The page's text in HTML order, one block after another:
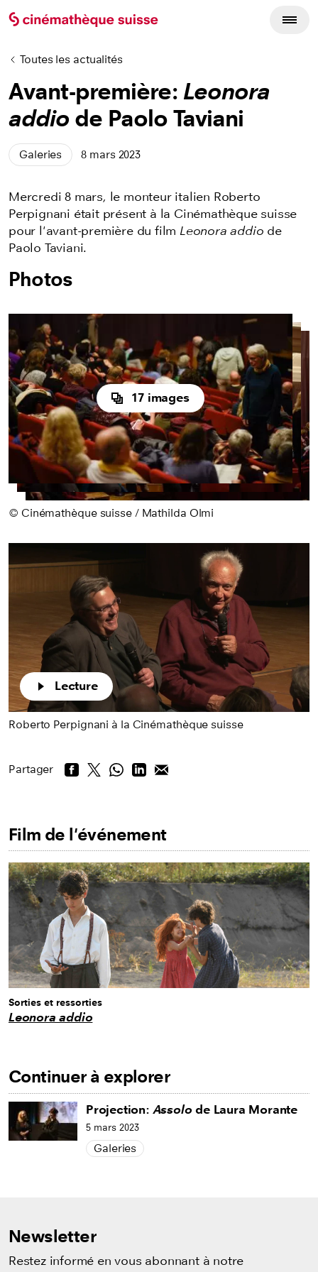
Toutes les actualités
Avant-première: Leonora
addio de Paolo Taviani
Galeries 8 mars 2023
Mercredi 8 mars, le monteur italien Roberto
Perpignani était présent à la Cinémathèque suisse
pour l'avant-première du film Leonora addio de
Paolo Taviani.
Photos
17 images
© Cinémathèque suisse / Mathilda Olmi
Lecture
Play
Roberto Perpignani à la Cinémathèque suisse
Partager
Film de l'événement
Sorties et ressorties
Leonora addio
Continuer à explorer
Projection:Assolode Laura Morante
5 mars 2023
Galeries
Newsletter
Restez informé en vous abonnant à notre